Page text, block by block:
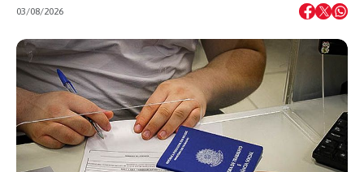
03/08/2026